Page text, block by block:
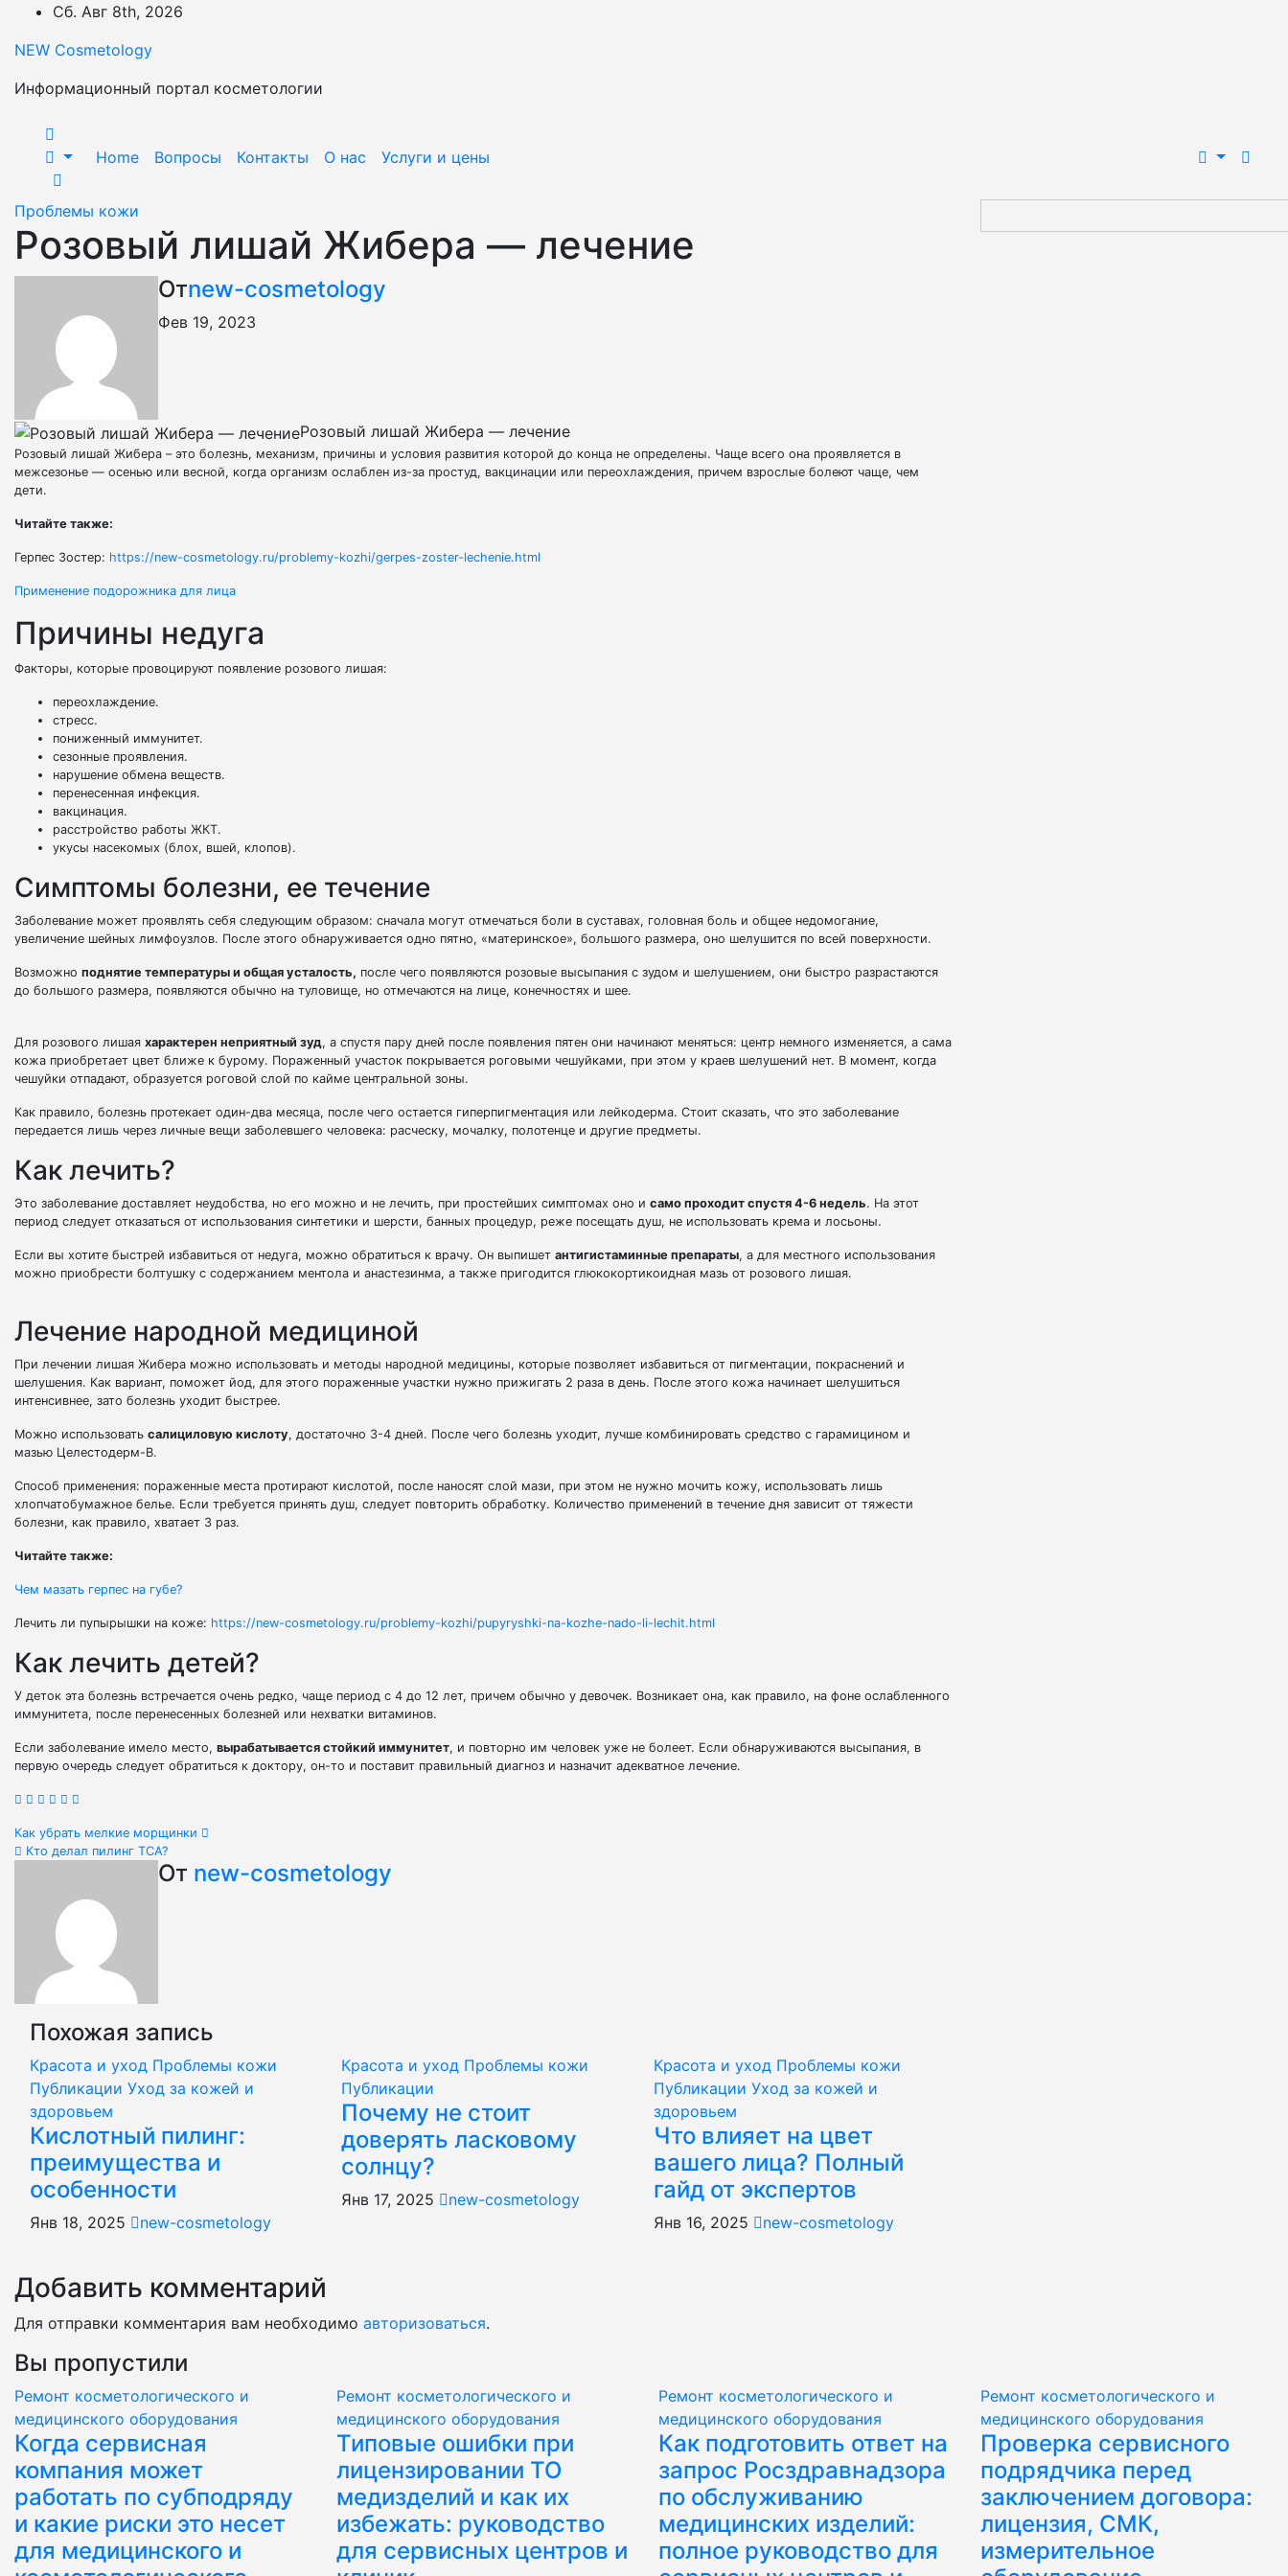
Перейти
содержимому
Сб. Авг 8th, 2026
NEW Cosmetology
Информационный портал косметологии
Home Вопросы Контакты О нас Услуги и цены
Проблемы кожи
Розовый лишай Жибера — лечение
Отnew-cosmetology
Фев 19, 2023
Розовый лишай Жибера — лечение
Розовый лишай Жибера – это болезнь, механизм, причины и условия развития которой до конца не определены. Чаще всего она проявляется в
межсезонье — осенью или весной, когда организм ослаблен из-за простуд, вакцинации или переохлаждения, причем взрослые болеют чаще, чем
дети.
Читайте также:
Герпес Зостер: https://new-cosmetology.ru/problemy-kozhi/gerpes-zoster-lechenie.html
Применение подорожника для лица
Причины недуга
Факторы, которые провоцируют появление розового лишая:
переохлаждение.
стресс.
пониженный иммунитет.
сезонные проявления.
нарушение обмена веществ.
перенесенная инфекция.
вакцинация.
расстройство работы ЖКТ.
укусы насекомых (блох, вшей, клопов).
Симптомы болезни, ее течение
Заболевание может проявлять себя следующим образом: сначала могут отмечаться боли в суставах, головная боль и общее недомогание,
увеличение шейных лимфоузлов. После этого обнаруживается одно пятно, «материнское», большого размера, оно шелушится по всей поверхности.
Возможно поднятие температуры и общая усталость, после чего появляются розовые высыпания с зудом и шелушением, они быстро разрастаются
до большого размера, появляются обычно на туловище, но отмечаются на лице, конечностях и шее.
Для розового лишая характерен неприятный зуд, а спустя пару дней после появления пятен они начинают меняться: центр немного изменяется, а сама
кожа приобретает цвет ближе к бурому. Пораженный участок покрывается роговыми чешуйками, при этом у краев шелушений нет. В момент, когда
чешуйки отпадают, образуется роговой слой по кайме центральной зоны.
Как правило, болезнь протекает один-два месяца, после чего остается гиперпигментация или лейкодерма. Стоит сказать, что это заболевание
передается лишь через личные вещи заболевшего человека: расческу, мочалку, полотенце и другие предметы.
Как лечить?
Это заболевание доставляет неудобства, но его можно и не лечить, при простейших симптомах оно и само проходит спустя 4-6 недель. На этот
период следует отказаться от использования синтетики и шерсти, банных процедур, реже посещать душ, не использовать крема и лосьоны.
Если вы хотите быстрей избавиться от недуга, можно обратиться к врачу. Он выпишет антигистаминные препараты, а для местного использования
можно приобрести болтушку с содержанием ментола и анастезинма, а также пригодится глюкокортикоидная мазь от розового лишая.
Лечение народной медициной
При лечении лишая Жибера можно использовать и методы народной медицины, которые позволяет избавиться от пигментации, покраснений и
шелушения. Как вариант, поможет йод, для этого пораженные участки нужно прижигать 2 раза в день. После этого кожа начинает шелушиться
интенсивнее, зато болезнь уходит быстрее.
Можно использовать салициловую кислоту, достаточно 3-4 дней. После чего болезнь уходит, лучше комбинировать средство с гарамицином и
мазью Целестодерм-В.
Способ применения: пораженные места протирают кислотой, после наносят слой мази, при этом не нужно мочить кожу, использовать лишь
хлопчатобумажное белье. Если требуется принять душ, следует повторить обработку. Количество применений в течение дня зависит от тяжести
болезни, как правило, хватает 3 раз.
Читайте также:
Чем мазать герпес на губе?
Лечить ли пупырышки на коже: https://new-cosmetology.ru/problemy-kozhi/pupyryshki-na-kozhe-nado-li-lechit.html
Как лечить детей?
У деток эта болезнь встречается очень редко, чаще период с 4 до 12 лет, причем обычно у девочек. Возникает она, как правило, на фоне ослабленного
иммунитета, после перенесенных болезней или нехватки витаминов.
Если заболевание имело место, вырабатывается стойкий иммунитет, и повторно им человек уже не болеет. Если обнаруживаются высыпания, в
первую очередь следует обратиться к доктору, он-то и поставит правильный диагноз и назначит адекватное лечение.
Навигация
записям
Как убрать мелкие морщинки
Кто делал пилинг ТСА?
От new-cosmetology
Похожая запись
Красота и уход Проблемы кожи
Публикации Уход за кожей и
здоровьем
Кислотный пилинг:
преимущества и
особенности
Янв 18, 2025 new-cosmetology
Красота и уход Проблемы кожи
Публикации
Почему не стоит
доверять ласковому
солнцу?
Янв 17, 2025 new-cosmetology
Красота и уход Проблемы кожи
Публикации Уход за кожей и
здоровьем
Что влияет на цвет
вашего лица? Полный
гайд от экспертов
Янв 16, 2025 new-cosmetology
Добавить комментарий
Для отправки комментария вам необходимо авторизоваться.
Вы пропустили
Ремонт косметологического и
медицинского оборудования
Когда сервисная
компания может
работать по субподряду
и какие риски это несет
для медицинского и
Ремонт косметологического и
медицинского оборудования
Типовые ошибки при
лицензировании ТО
медизделий и как их
избежать: руководство
для сервисных центров и
Ремонт косметологического и
медицинского оборудования
Как подготовить ответ на
запрос Росздравнадзора
по обслуживанию
медицинских изделий:
полное руководство для
Ремонт косметологического и
медицинского оборудования
Проверка сервисного
подрядчика перед
заключением договора:
лицензия, СМК,
измерительное